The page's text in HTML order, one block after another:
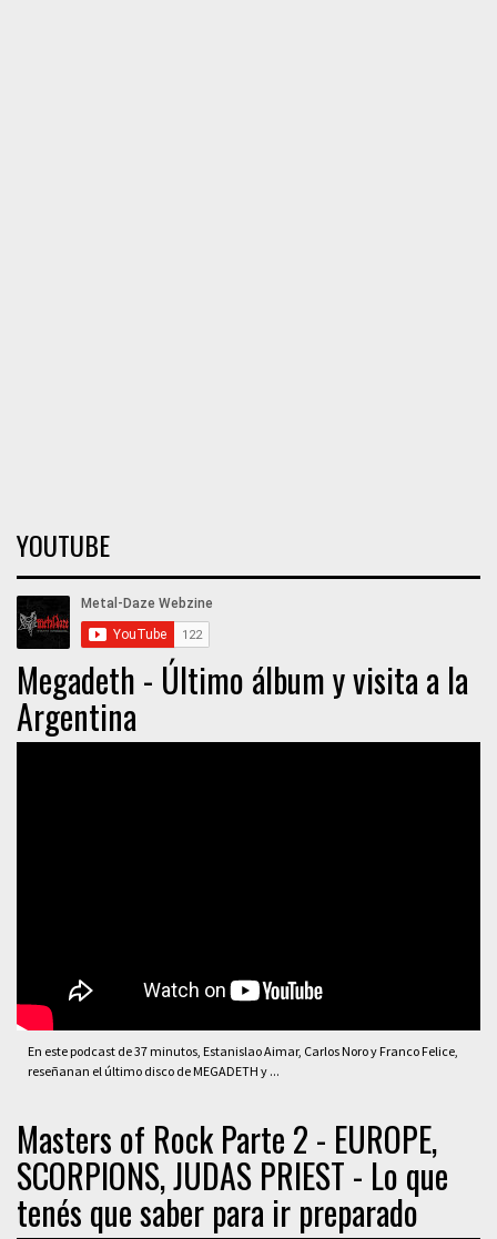
YOUTUBE
Megadeth - Último álbum y visita a la
Argentina
En este podcast de 37 minutos, Estanislao Aimar, Carlos Noro y Franco Felice,
reseñanan el último disco de MEGADETH y ...
Masters of Rock Parte 2 - EUROPE,
SCORPIONS, JUDAS PRIEST - Lo que
tenés que saber para ir preparado